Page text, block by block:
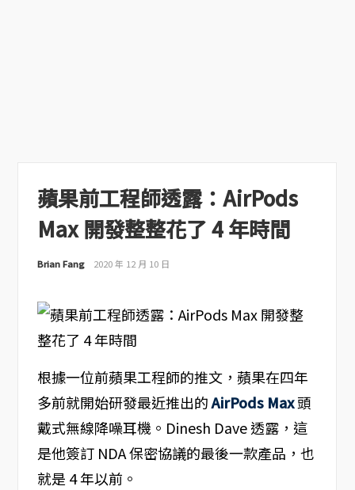
蘋果前工程師透露：AirPods
Max 開發整整花了 4 年時間
Brian Fang 2020 年 12 月 10 日
根據一位前蘋果工程師的推文，蘋果在四年
多前就開始研發最近推出的AirPods Max頭
戴式無線降噪耳機。Dinesh Dave 透露，這
是他簽訂 NDA 保密協議的最後一款產品，也
就是 4 年以前。